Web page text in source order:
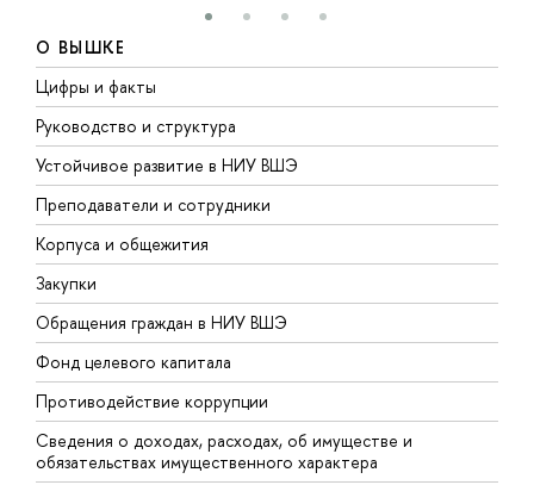
О ВЫШКЕ
Цифры и факты
Руководство и структура
Устойчивое развитие в НИУ ВШЭ
Преподаватели и сотрудники
Корпуса и общежития
Закупки
Обращения граждан в НИУ ВШЭ
Фонд целевого капитала
Противодействие коррупции
Сведения о доходах, расходах, об имуществе и
обязательствах имущественного характера